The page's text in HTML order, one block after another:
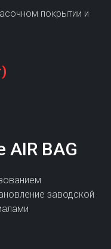
покрытии и
AIR BAG
заводской